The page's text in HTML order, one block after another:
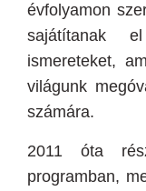
évfolyamon
sajátítanak
ismereteket,
világunk
számára.
2011 óta
programban,